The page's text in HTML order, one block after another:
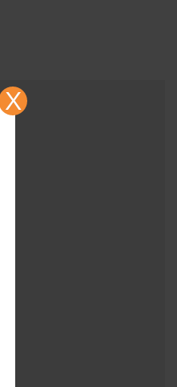
X